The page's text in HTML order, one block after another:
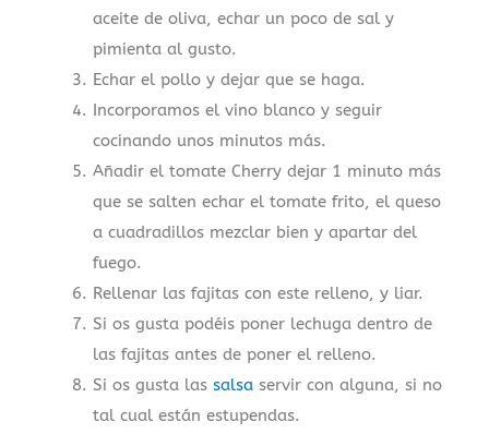
aceite de oliva, echar un poco de sal y
pimienta al gusto.
Echar el pollo y dejar que se haga.
Incorporamos el vino blanco y seguir
cocinando unos minutos más.
Añadir el tomate Cherry dejar 1 minuto más
que se salten echar el tomate frito, el queso
a cuadradillos mezclar bien y apartar del
fuego.
Rellenar las fajitas con este relleno, y liar.
Si os gusta podéis poner lechuga dentro de
las fajitas antes de poner el relleno.
Si os gusta las salsa servir con alguna, si no
tal cual están estupendas.